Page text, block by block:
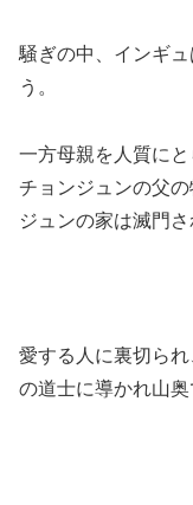
騒ぎの中、インギ
う。
一方母親を人質に
チョンジュンの父
ジュンの家は滅門さ
愛する人に裏切ら
の道士に導かれ山